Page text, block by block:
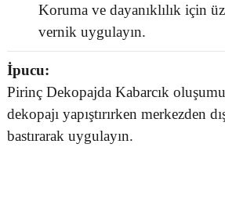
Koruma ve dayanıklılık için
vernik uygulayın.
İpucu:
Pirinç Dekopajda Kabarcık
dekopajı yapıştırırken merkezden
bastırarak uygulayın.